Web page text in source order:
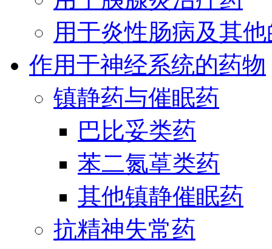
用于炎性肠病及其
作用于神经系统的药物
镇静药与催眠药
巴比妥类药
苯二氮䓬类药
其他镇静催眠药
抗精神失常药